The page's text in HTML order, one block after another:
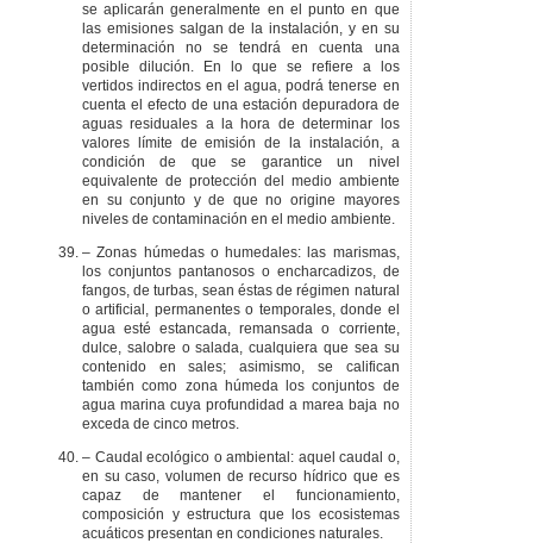
se aplicarán generalmente en el punto en que
las emisiones salgan de la instalación, y en su
determinación no se tendrá en cuenta una
posible dilución. En lo que se refiere a los
vertidos indirectos en el agua, podrá tenerse en
cuenta el efecto de una estación depuradora de
aguas residuales a la hora de determinar los
valores límite de emisión de la instalación, a
condición de que se garantice un nivel
equivalente de protección del medio ambiente
en su conjunto y de que no origine mayores
niveles de contaminación en el medio ambiente.
– Zonas húmedas o humedales: las marismas,
los conjuntos pantanosos o encharcadizos, de
fangos, de turbas, sean éstas de régimen natural
o artificial, permanentes o temporales, donde el
agua esté estancada, remansada o corriente,
dulce, salobre o salada, cualquiera que sea su
contenido en sales; asimismo, se califican
también como zona húmeda los conjuntos de
agua marina cuya profundidad a marea baja no
exceda de cinco metros.
– Caudal ecológico o ambiental: aquel caudal o,
en su caso, volumen de recurso hídrico que es
capaz de mantener el funcionamiento,
composición y estructura que los ecosistemas
acuáticos presentan en condiciones naturales.